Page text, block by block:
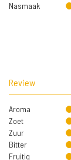
Nasmaak
Review
Aroma
Zoet
Zuur
Bitter
Fruitig